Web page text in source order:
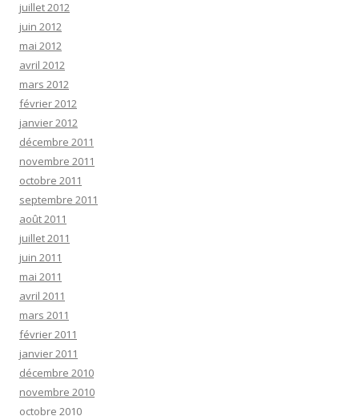
juillet 2012
juin 2012
mai 2012
avril 2012
mars 2012
février 2012
janvier 2012
décembre 2011
novembre 2011
octobre 2011
septembre 2011
août 2011
juillet 2011
juin 2011
mai 2011
avril 2011
mars 2011
février 2011
janvier 2011
décembre 2010
novembre 2010
octobre 2010